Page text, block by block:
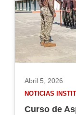
Abril 5, 2026
NOTICIAS
Curso de